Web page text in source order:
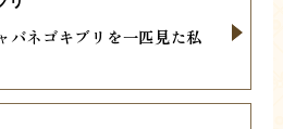
バネゴキブリを一匹見た私